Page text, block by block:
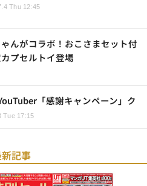
Thu 12:45
んがコラボ！おこさまセット付
プセルトイ登場
「感謝キャンペーン」ク
Tue 17:15
記事